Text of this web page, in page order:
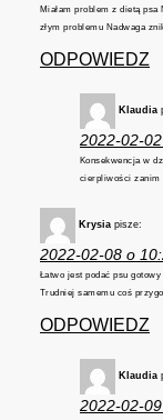
Miałam problem z dietą
złym problemu Nadwaga
ODPOWIEDZ
Klaudia
2022-02-
Konsekwencja w
cierpliwości zanim
Krysia pisze:
2022-02-08 o
Łatwo jest podać psu
Trudniej samemu coś
ODPOWIEDZ
Klaudia
2022-02-